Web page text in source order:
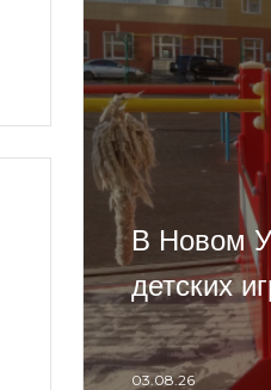
В Новом
детских
03.08.26